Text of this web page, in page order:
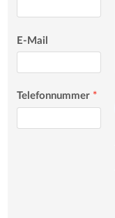
E-Mail
Telefonnummer *